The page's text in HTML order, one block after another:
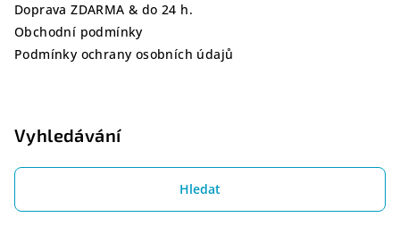
Doprava ZDARMA & do 24 h.
Obchodní podmínky
Podmínky ochrany osobních údajů
Vyhledávání
Hledat